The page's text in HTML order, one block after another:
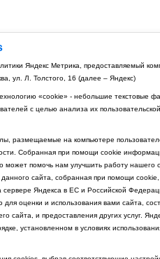
Яндекс Метрика, предоставляемый
ул. Л. Толстого, 16 (далее – Яндекс)
«cookie» - небольшие текстовые
с целью анализа их пользовательской
размещаемые на компьютере
Собранная при помощи cookie
может помочь нам улучшить работу нашего
сайта, собранная при помощи cookie,
сервере Яндекса в ЕС и Российской
оценки и использования вами сайта,
сайта, и предоставления других услуг.
установленном в условиях